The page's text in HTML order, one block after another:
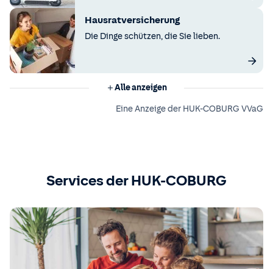
Hausratversicherung
Die Dinge schützen, die Sie lieben.
Alle anzeigen
Eine Anzeige der HUK-COBURG VVaG
Services der HUK-COBURG